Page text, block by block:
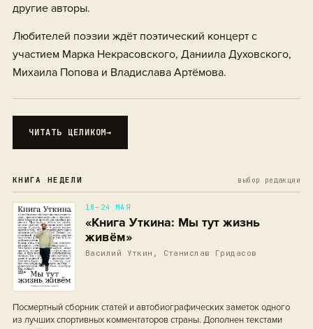
другие авторы.
Любителей поэзии ждёт поэтический концерт с
участием Марка Некрасовского, Даниила Духовского,
Михаила Попова и Владислава Артёмова.
ЧИТАТЬ ЦЕЛИКОМ→
КНИГА НЕДЕЛИ выбор редакции
18–24 МАЯ
«Книга Уткина: Мы тут жизнь
живём»
Василий Уткин, Станислав Гридасов
Посмертный сборник статей и автобиографических заметок одного
из лучших спортивных комментаторов страны. Дополнен текстами